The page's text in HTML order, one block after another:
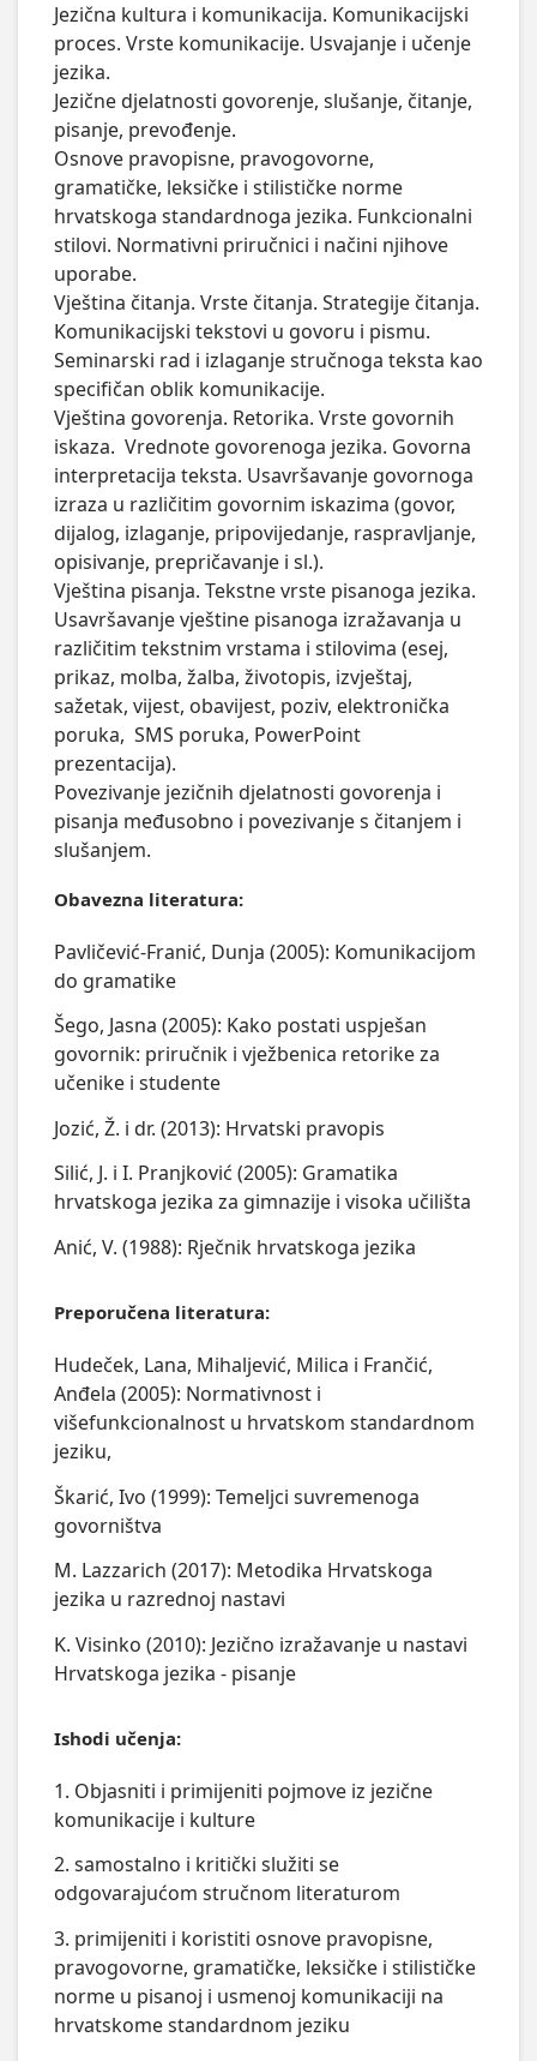
Jezična kultura i komunikacija. Komunikacijski
proces. Vrste komunikacije. Usvajanje i učenje
jezika.
Jezične djelatnosti govorenje, slušanje, čitanje,
pisanje, prevođenje.
Osnove pravopisne, pravogovorne,
gramatičke, leksičke i stilističke norme
hrvatskoga standardnoga jezika. Funkcionalni
stilovi. Normativni priručnici i načini njihove
uporabe.
Vještina čitanja. Vrste čitanja. Strategije čitanja.
Komunikacijski tekstovi u govoru i pismu.
Seminarski rad i izlaganje stručnoga teksta kao
specifičan oblik komunikacije.
Vještina govorenja. Retorika. Vrste govornih
iskaza.  Vrednote govorenoga jezika. Govorna
interpretacija teksta. Usavršavanje govornoga
izraza u različitim govornim iskazima (govor,
dijalog, izlaganje, pripovijedanje, raspravljanje,
opisivanje, prepričavanje i sl.).
Vještina pisanja. Tekstne vrste pisanoga jezika.
Usavršavanje vještine pisanoga izražavanja u
različitim tekstnim vrstama i stilovima (esej,
prikaz, molba, žalba, životopis, izvještaj,
sažetak, vijest, obavijest, poziv, elektronička
poruka,  SMS poruka, PowerPoint
prezentacija).
Povezivanje jezičnih djelatnosti govorenja i
pisanja međusobno i povezivanje s čitanjem i
slušanjem.
Obavezna literatura:
Pavličević-Franić, Dunja (2005): Komunikacijom
do gramatike
Šego, Jasna (2005): Kako postati uspješan
govornik: priručnik i vježbenica retorike za
učenike i studente
Jozić, Ž. i dr. (2013): Hrvatski pravopis
Silić, J. i I. Pranjković (2005): Gramatika
hrvatskoga jezika za gimnazije i visoka učilišta
Anić, V. (1988): Rječnik hrvatskoga jezika
Preporučena literatura:
Hudeček, Lana, Mihaljević, Milica i Frančić,
Anđela (2005): Normativnost i
višefunkcionalnost u hrvatskom standardnom
jeziku,
Škarić, Ivo (1999): Temeljci suvremenoga
govorništva
M. Lazzarich (2017): Metodika Hrvatskoga
jezika u razrednoj nastavi
K. Visinko (2010): Jezično izražavanje u nastavi
Hrvatskoga jezika - pisanje
Ishodi učenja:
1. Objasniti i primijeniti pojmove iz jezične
komunikacije i kulture
2. samostalno i kritički služiti se
odgovarajućom stručnom literaturom
3. primijeniti i koristiti osnove pravopisne,
pravogovorne, gramatičke, leksičke i stilističke
norme u pisanoj i usmenoj komunikaciji na
hrvatskome standardnom jeziku